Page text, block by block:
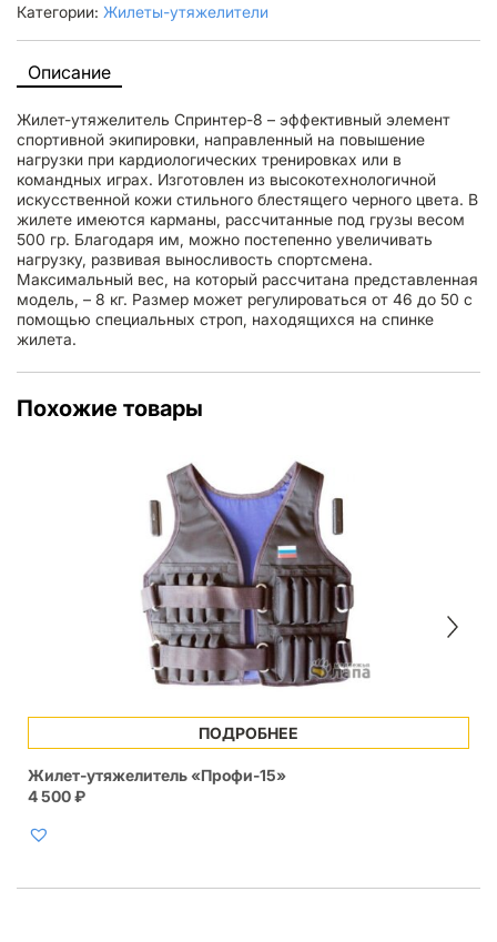
Описание
Жилет-утяжелитель Спринтер-8 – эффективный элемент
спортивной экипировки, направленный на повышение
нагрузки при кардиологических тренировках или в
командных играх. Изготовлен из высокотехнологичной
искусственной кожи стильного блестящего черного цвета. В
жилете имеются карманы, рассчитанные под грузы весом
500 гр. Благодаря им, можно постепенно увеличивать
нагрузку, развивая выносливость спортсмена.
Максимальный вес, на который рассчитана представленная
модель, – 8 кг. Размер может регулироваться от 46 до 50 с
помощью специальных строп, находящихся на спинке
жилета.
Категории: Жилеты-утяжелители
Похожие товары
ПОДРОБНЕЕ
Жилет-утяжелитель «Профи-15»
4 500₽